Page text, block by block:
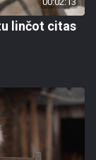
linčot citas